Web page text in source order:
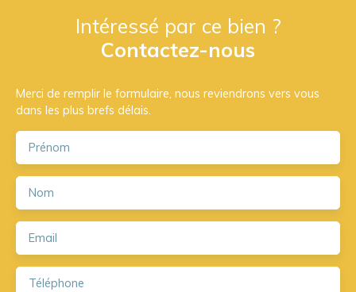
Intéressé par ce bien ?
Contactez-nous
Merci de remplir le formulaire, nous reviendrons vers vous
dans les plus brefs délais.
Prénom
Nom
Email
Téléphone